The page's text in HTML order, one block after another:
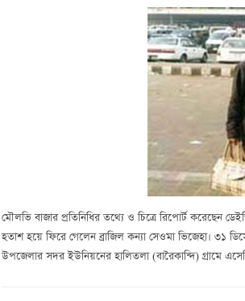
মৌলভি বাজার প্রতিনিধির তথ্যে ও চিত্রে রিপোর্ট করেছেন
হতাশ হয়ে ফিরে গেলেন ব্রাজিল কন্যা সেওমা ভিজেহা। ৩১
উপজেলার সদর ইউনিয়নের হালিতলা (বারৈকান্দি) গ্রামে